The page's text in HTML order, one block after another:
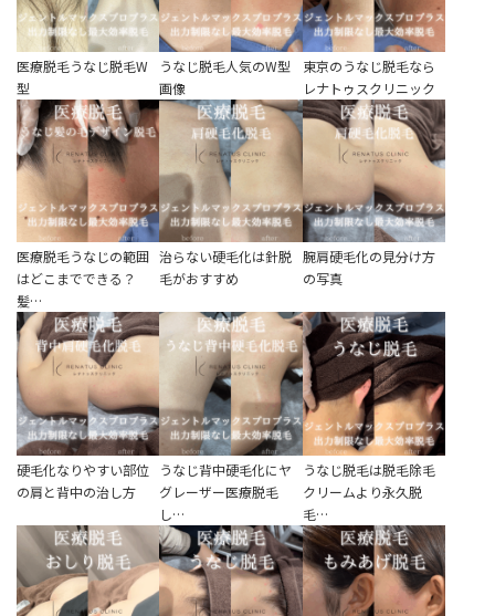
医療脱毛うなじ脱毛W
型
うなじ脱毛人気のW型
画像
東京のうなじ脱毛なら
レナトゥスクリニック
医療脱毛うなじの範囲
はどこまでできる？
髪…
治らない硬毛化は針脱
毛がおすすめ
腕肩硬毛化の見分け方
の写真
硬毛化なりやすい部位
の肩と背中の治し方
うなじ背中硬毛化にヤ
グレーザー医療脱毛
し…
うなじ脱毛は脱毛除毛
クリームより永久脱
毛…